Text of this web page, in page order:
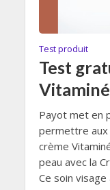
Test produit
Test
Payot met en
permettre aux
crème
peau avec la
Ce soin